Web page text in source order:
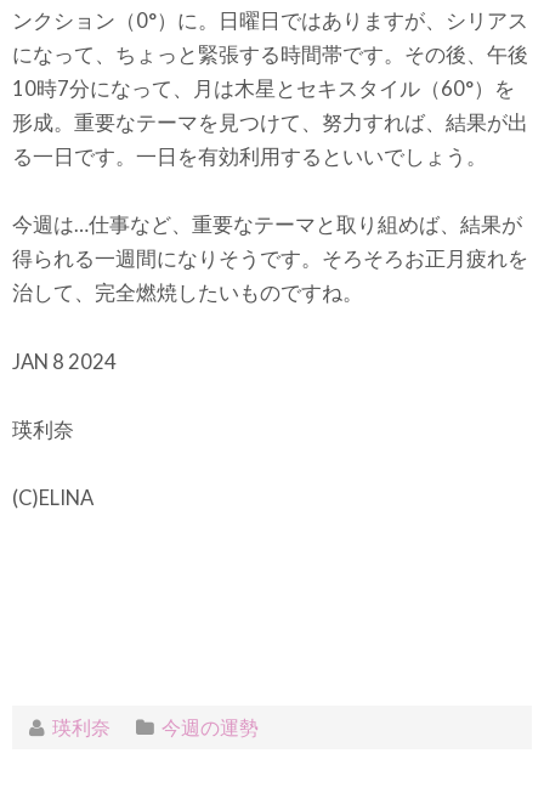
ンクション（0°）に。日曜日ではありますが、シリアス
になって、ちょっと緊張する時間帯です。その後、午後
10時7分になって、月は木星とセキスタイル（60°）を
形成。重要なテーマを見つけて、努力すれば、結果が出
る一日です。一日を有効利用するといいでしょう。
今週は…仕事など、重要なテーマと取り組めば、結果が
得られる一週間になりそうです。そろそろお正月疲れを
治して、完全燃焼したいものですね。
JAN 8 2024
瑛利奈
(C)ELINA
瑛利奈 今週の運勢